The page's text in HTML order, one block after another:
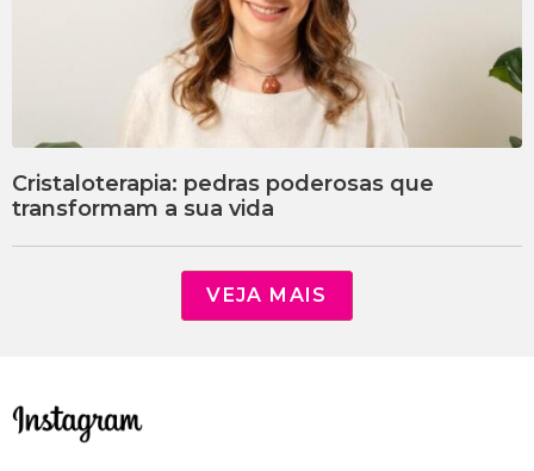
Cristaloterapia: pedras poderosas que
transformam a sua vida
VEJA MAIS